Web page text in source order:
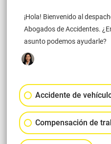
¡Hola! Bienvenido al
Abogados de Accidentes.
asunto podemos ayudarle?
Accidente de
Compensación de